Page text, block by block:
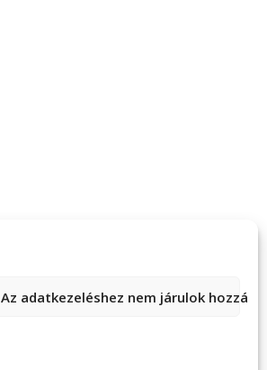
Az adatkezeléshez nem járulok hozzá